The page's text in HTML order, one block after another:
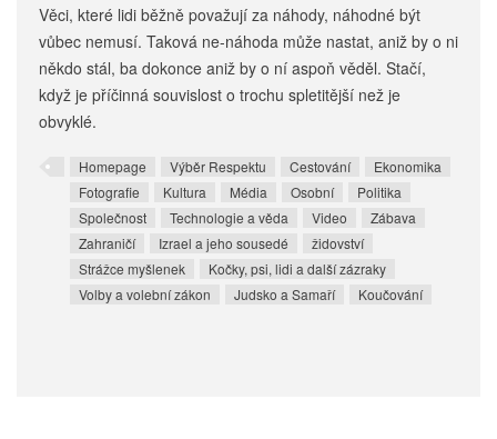
Věci, které lidi běžně považují za náhody, náhodné být
vůbec nemusí. Taková ne-náhoda může nastat, aniž by o ni
někdo stál, ba dokonce aniž by o ní aspoň věděl. Stačí,
když je příčinná souvislost o trochu spletitější než je
obvyklé.
Homepage Výběr Respektu Cestování
Ekonomika
Fotografie
Kultura Média Osobní
Politika
Společnost
Technologie a věda Video
Zábava
Zahraničí
Izrael a jeho sousedé
židovství
Strážce myšlenek
Kočky, psi, lidi a další zázraky
Volby a volební zákon
Judsko a Samaří Koučování